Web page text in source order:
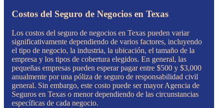
Costos del Seguro de Negocios en Texas
Los costos del seguro de negocios en Texas pueden variar
significativamente dependiendo de varios factores, incluyendo
el tipo de negocio, la industria, la ubicación, el tamaño de la
empresa y los tipos de cobertura elegidos. En general, las
pequeñas empresas pueden esperar pagar entre $500 y $3,000
anualmente por una póliza de seguro de responsabilidad civil
general. Sin embargo, este costo puede ser mayor Agencia de
Seguros en Texas o menor dependiendo de las circunstancias
específicas de cada negocio.